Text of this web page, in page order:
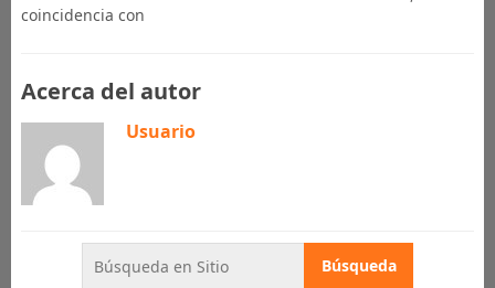
coincidencia con
Acerca del autor
Usuario